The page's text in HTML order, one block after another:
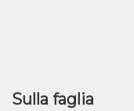
Sulla faglia